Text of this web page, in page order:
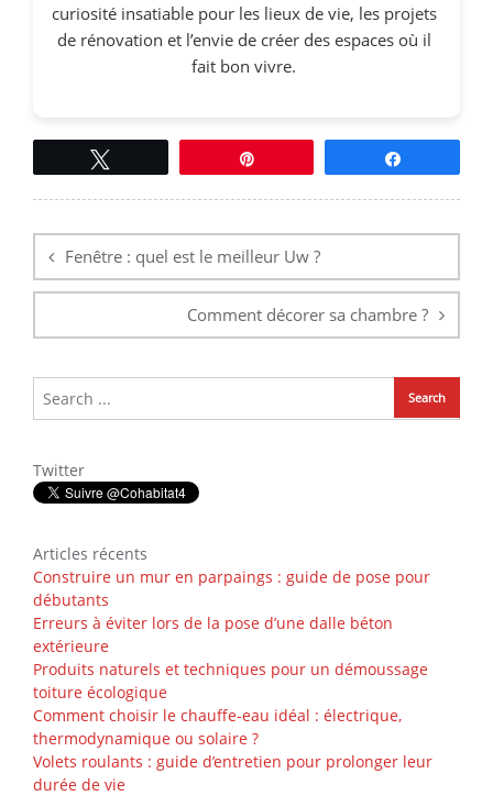
curiosité insatiable pour les lieux de vie, les projets
de rénovation et l’envie de créer des espaces où il
fait bon vivre.
de
l’articleFenêtre : quel est le meilleur Uw ?
Comment décorer sa chambre ?
Twitter
Articles récents
Construire un mur en parpaings : guide de pose pour
débutants
Erreurs à éviter lors de la pose d’une dalle béton
extérieure
Produits naturels et techniques pour un démoussage
toiture écologique
Comment choisir le chauffe-eau idéal : électrique,
thermodynamique ou solaire ?
Volets roulants : guide d’entretien pour prolonger leur
durée de vie